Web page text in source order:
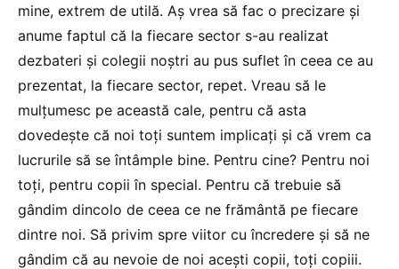
mine, extrem de utilă. Aș vrea să fac o precizare și
anume faptul că la fiecare sector s-au realizat
dezbateri și colegii noștri au pus suflet în ceea ce au
prezentat, la fiecare sector, repet. Vreau să le
mulțumesc pe această cale, pentru că asta
dovedește că noi toți suntem implicați și că vrem ca
lucrurile să se întâmple bine. Pentru cine? Pentru noi
toți, pentru copii în special. Pentru că trebuie să
gândim dincolo de ceea ce ne frământă pe fiecare
dintre noi. Să privim spre viitor cu încredere și să ne
gândim că au nevoie de noi acești copii, toți copiii.